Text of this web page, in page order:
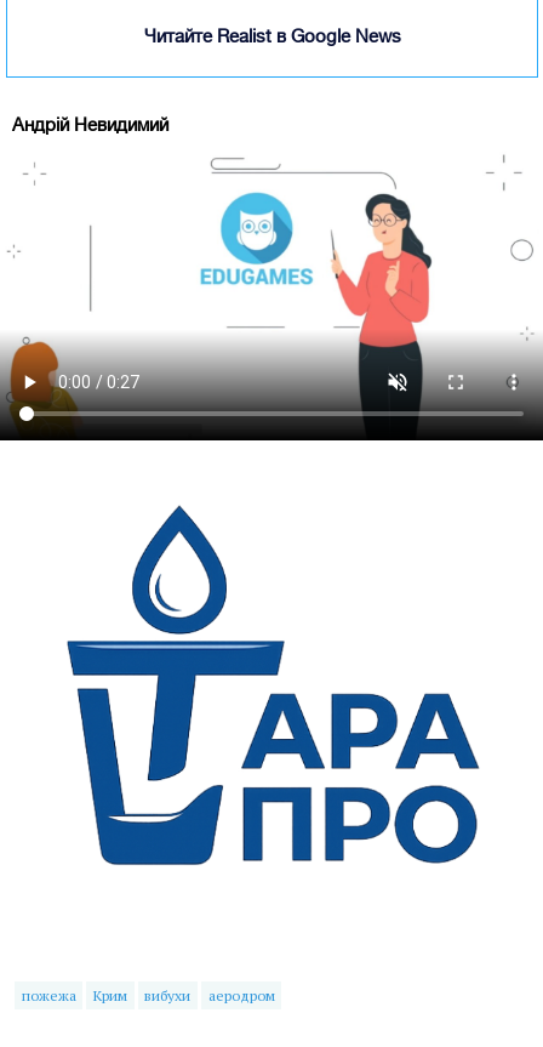
Читайте Realist в Google News
Андрій Невидимий
пожежа Крим вибухи аеродром